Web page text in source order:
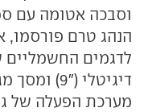
וסבכה אטומה עם
הנהג טרם פורסמו,
לדגמים החשמליים
מערכת הפעלה של